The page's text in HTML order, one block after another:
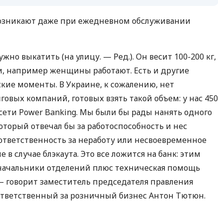
даже при ежедневном обслуживании
выкатить (на улицу. — Ред.). Он весит 100-200 кг,
например женщины работают. Есть и другие
моменты. В Украине, к сожалению, нет
компаний, готовых взять такой объем: у нас 450
Power Banking. Мы были бы рады нанять одного
отвечал бы за работоспособность и нес
за неработу или несвоевременное
в случае блэкаута. Это все ложится на банк: этим
отделений плюс техническая помощь
говорит заместитель председателя правления
за розничный бизнес Антон Тютюн.